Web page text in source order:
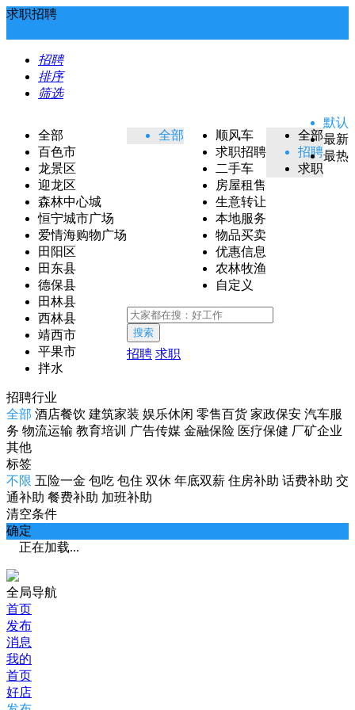
求职招聘
招聘
排序
筛选
全部
百色市
龙景区
迎龙区
森林中心城
恒宁城市广场
爱情海购物广场
田阳区
田东县
德保县
田林县
西林县
靖西市
平果市
拌水
全部
顺风车
求职招聘
二手车
房屋租售
生意转让
本地服务
物品买卖
优惠信息
农林牧渔
自定义
全部
招聘
求职
默认
最新
最热
招聘行业
全部 酒店餐饮 建筑家装 娱乐休闲 零售百货 家政保安 汽车服
务 物流运输 教育培训 广告传媒 金融保险 医疗保健 厂矿企业
其他
标签
不限 五险一金 包吃 包住 双休 年底双薪 住房补助 话费补助 交
通补助 餐费补助 加班补助
清空条件
确定
搜索
招聘 求职
正在加载...
全局导航
首页
发布
消息
我的
首页
好店